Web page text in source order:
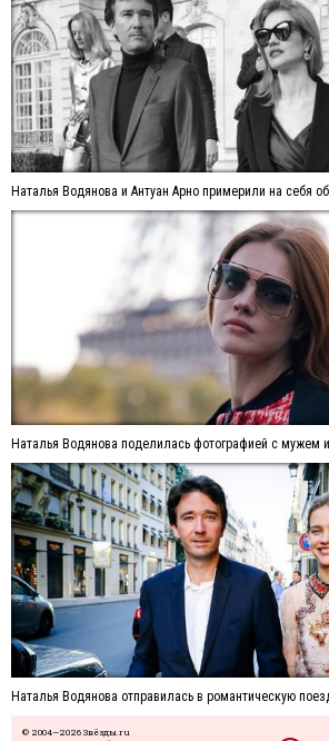
Наталья Водянова и Антуан Арно примерили на себя
Наталья Водянова поделилась фотографией с мужем
Наталья Водянова отправилась в романтическую
© 2004—2026 Звёзды.ru